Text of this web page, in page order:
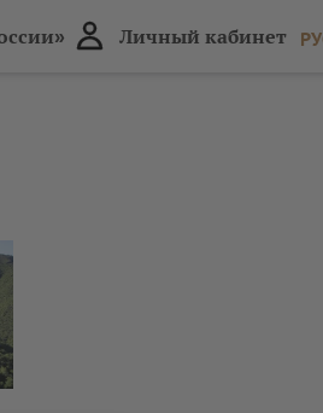
Личный кабинет